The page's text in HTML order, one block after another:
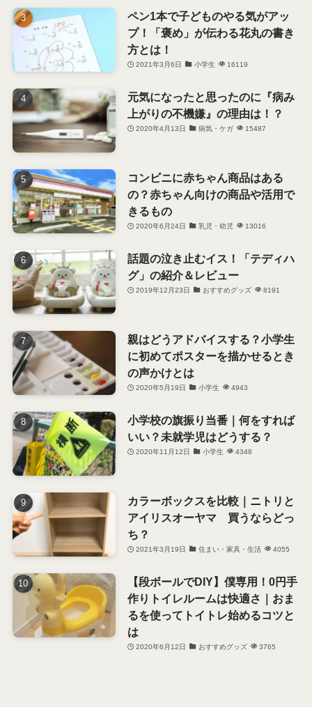
ペン1本で子どものやる気がアッ
プ！「褒め」が伝わる花丸の書き
方とは！
2021年3月6日 小学生 16119
元気になったと思ったのに『病み
上がりの不機嫌』の理由は！？
2020年4月13日 病気・ケガ 15487
コンビニに赤ちゃん商品はある
の？赤ちゃん向けの商品や活用で
きるもの
2020年6月24日 乳児・幼児 13016
話題の泣き止むイス！「テディハ
グ」の紹介＆レビュー
2019年12月23日 おすすめグッズ 8191
親はどうアドバイスする？小学生
に初めてポスターを描かせるとき
の声かけとは
2020年5月19日 小学生 4943
小学校の旗振り当番｜何をすれば
いい？未就学児はどうする？
2020年11月12日 小学生 4348
カラーボックスを比較｜ニトリと
アイリスオーヤマ 買うならどっ
ち？
2021年3月19日 住まい・家具・生活 4055
【段ボールでDIY】僕専用！0円手
作りトイレルームは快適さ｜おま
るを使ってトイトレ始めるコツと
は
2020年6月12日 おすすめグッズ 3765